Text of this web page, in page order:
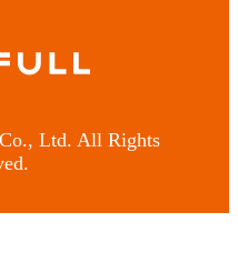
Ltd. All Rights